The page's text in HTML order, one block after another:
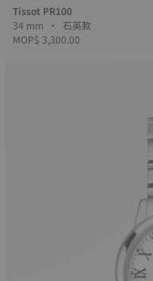
Tissot PR100
34 mm • 石英款
MOP$ 3,300.00